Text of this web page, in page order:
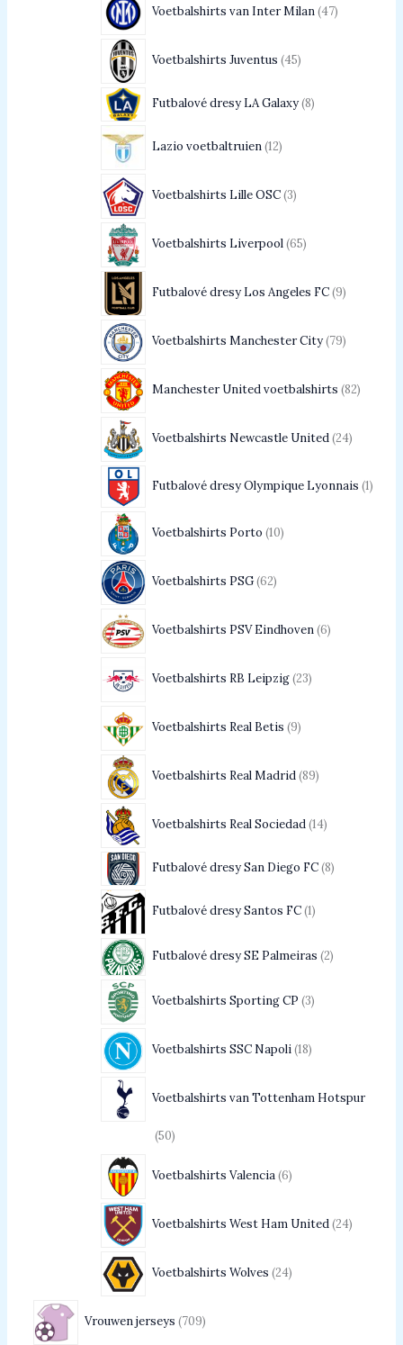
Voetbalshirts van Inter Milan 47
Voetbalshirts Juventus 45
Futbalové dresy LA Galaxy 8
Lazio voetbaltruien 12
Voetbalshirts Lille OSC 3
Voetbalshirts Liverpool 65
Futbalové dresy Los Angeles FC 9
Voetbalshirts Manchester City 79
Manchester United voetbalshirts 82
Voetbalshirts Newcastle United 24
Futbalové dresy Olympique Lyonnais 1
Voetbalshirts Porto 10
Voetbalshirts PSG 62
Voetbalshirts PSV Eindhoven 6
Voetbalshirts RB Leipzig 23
Voetbalshirts Real Betis 9
Voetbalshirts Real Madrid 89
Voetbalshirts Real Sociedad 14
Futbalové dresy San Diego FC 8
Futbalové dresy Santos FC 1
Futbalové dresy SE Palmeiras 2
Voetbalshirts Sporting CP 3
Voetbalshirts SSC Napoli 18
Voetbalshirts van Tottenham Hotspur
50
Voetbalshirts Valencia 6
Voetbalshirts West Ham United 24
Voetbalshirts Wolves 24
Vrouwen jerseys 709